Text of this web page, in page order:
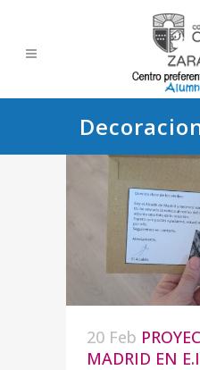
20 Feb
MADRID EN